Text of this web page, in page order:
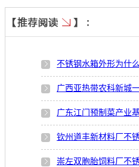
不锈钢水箱外形为什
广西亚热带农科新城
广东江门预制菜产业
钦州道丰新材料厂不
崇左双胞胎饲料厂不